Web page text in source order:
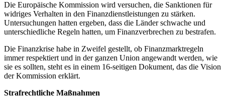
Die Europäische Kommission wird versuchen, die Sanktionen für
widriges Verhalten in den Finanzdienstleistungen zu stärken.
Untersuchungen hatten ergeben, dass die Länder schwache und
unterschiedliche Regeln hatten, um Finanzverbrechen zu bestrafen.
Die Finanzkrise habe in Zweifel gestellt, ob Finanzmarktregeln
immer respektiert und in der ganzen Union angewandt werden, wie
sie es sollten, steht es in einem 16-seitigen Dokument, das die Vision
der Kommission erklärt.
Strafrechtliche Maßnahmen